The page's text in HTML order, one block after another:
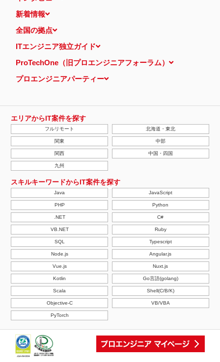
新着情報
全国の拠点
ITエンジニア独立ガイド
ProTechOne（旧プロエンジニアフォーラム）
プロエンジニアパーティー
エリアからIT案件を探す
フルリモート 北海道・東北
関東 中部
関西 中国・四国
九州
スキルキーワードからIT案件を探す
Java JavaScript
PHP Python
.NET C#
VB.NET Ruby
SQL Typescript
Node.js Angular.js
Vue.js Nuxt.js
Kotlin Go言語(golang)
Scala Shell(C/B/K)
Objective-C VB/VBA
PyTorch